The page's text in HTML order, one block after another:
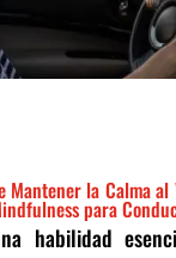
Mantener la Calma al
para
habilidad